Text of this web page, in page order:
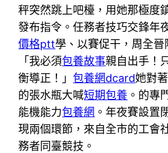
秤突然跳上吧檯，用她那極度
發布指令。任務者技巧交鋒年
價格ptt學、以賽促干，周全
「我必須包養故事親自出手！
衡導正！」包養網dcard她對
的張水瓶大喊短期包養 。的專
能機能力包養網 。年夜賽設置
現兩個環節，來自全市的工會
務者同臺競技。